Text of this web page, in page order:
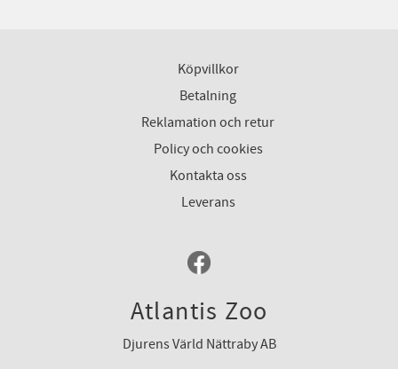
Köpvillkor
Betalning
Reklamation och retur
Policy och cookies
Kontakta oss
Leverans
Atlantis Zoo
Djurens Värld Nättraby AB